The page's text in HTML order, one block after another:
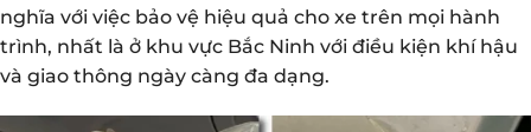
nghĩa với việc bảo vệ hiệu quả cho xe trên mọi hành
trình, nhất là ở khu vực Bắc Ninh với điều kiện khí hậu
và giao thông ngày càng đa dạng.